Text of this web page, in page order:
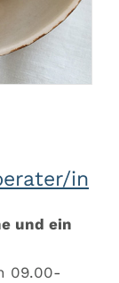
in
und ein
09.00-